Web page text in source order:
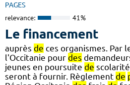
PAGES
relevance: 41%
Le financement
auprès de ces organismes. Par
l'Occitanie pour des
jeunes en poursuite de
seront à fournir. Règlement de